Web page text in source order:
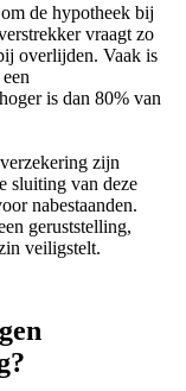
de hypotheek bij
vraagt zo
overlijden. Vaak is
is dan 80% van
zijn
sluiting van deze
nabestaanden.
geruststelling,
veiligstelt.